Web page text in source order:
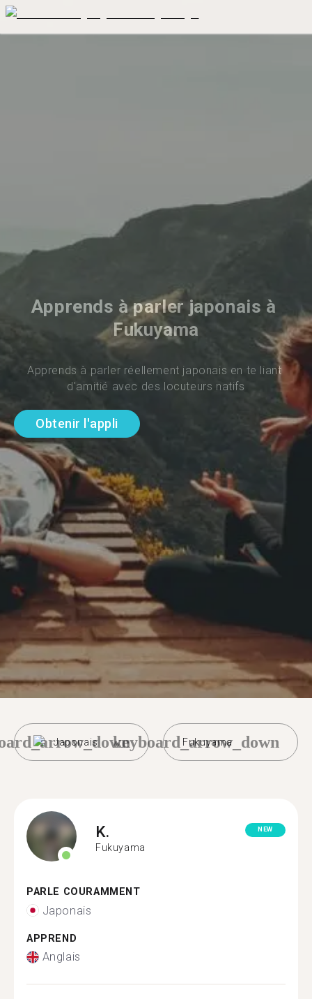
Apprends à parler japonais à
Fukuyama
Apprends à parler réellement japonais en te liant
d'amitié avec des locuteurs natifs
Obtenir l'appli
Japonais Fukuyama
keyboard_arrow_down
K.
Fukuyama
NEW
PARLE COURAMMENT
Japonais
APPREND
Anglais